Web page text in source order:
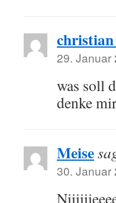
christian
29. Januar
was soll
denke
Meise
30. Januar